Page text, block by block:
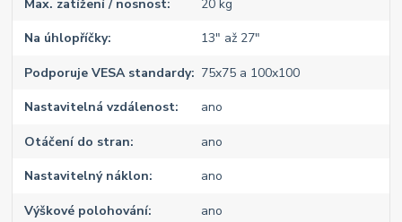
Max. zatížení / nosnost 20 kg
Na úhlopříčky 13" až 27"
Podporuje VESA standardy 75x75 a 100x100
Nastavitelná vzdálenost ano
Otáčení do stran ano
Nastavitelný náklon ano
Výškové polohování ano